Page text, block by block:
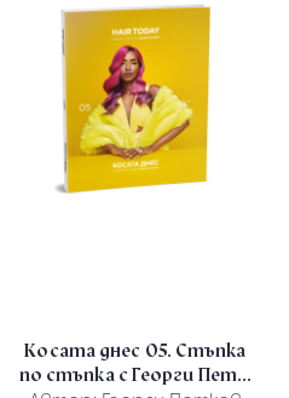
Косата днес 05. Стъпка
по стъпка с Георги Пет...